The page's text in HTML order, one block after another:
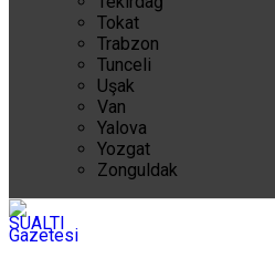
Tokat
Trabzon
Tunceli
Uşak
Van
Yalova
Yozgat
Zonguldak